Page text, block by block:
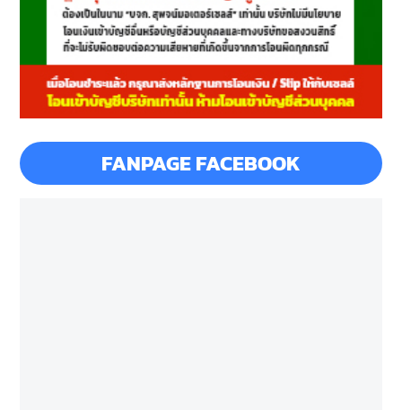
FANPAGE FACEBOOK